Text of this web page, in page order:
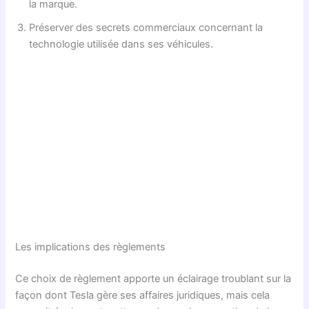
la marque.
Préserver des secrets commerciaux concernant la
technologie utilisée dans ses véhicules.
Les implications des règlements
Ce choix de règlement apporte un éclairage troublant sur la
façon dont Tesla gère ses affaires juridiques, mais cela